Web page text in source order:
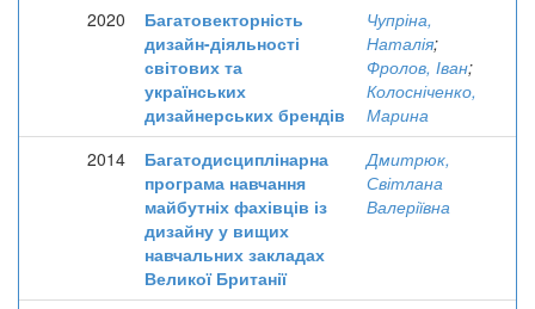
2020
Багатовекторність
дизайн-діяльності
світових та
українських
дизайнерських брендів
Чупріна,
Наталія;
Фролов, Іван;
Колосніченко,
Марина
2014
Багатодисциплінарна
програма навчання
майбутніх фахівців із
дизайну у вищих
навчальних закладах
Великої Британії
Дмитрюк,
Світлана
Валеріївна